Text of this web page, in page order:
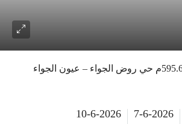
7-6-2026
10-6-2026